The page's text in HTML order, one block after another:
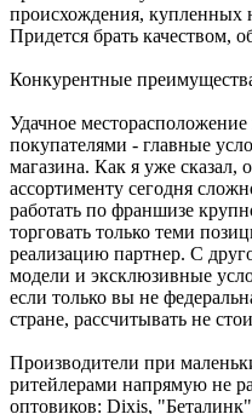
происхождения, купленных
Придется брать качеством,
Конкурентные
Удачное месторасположение
покупателями - главные
магазина. Как я уже сказал,
ассортименту сегодня
работать по франшизе
торговать только теми
реализацию партнер. С
модели и эксклюзивные
если только вы не
стране, рассчитывать не
Производители при
ритейлерами напрямую не
оптовиков: Dixis,